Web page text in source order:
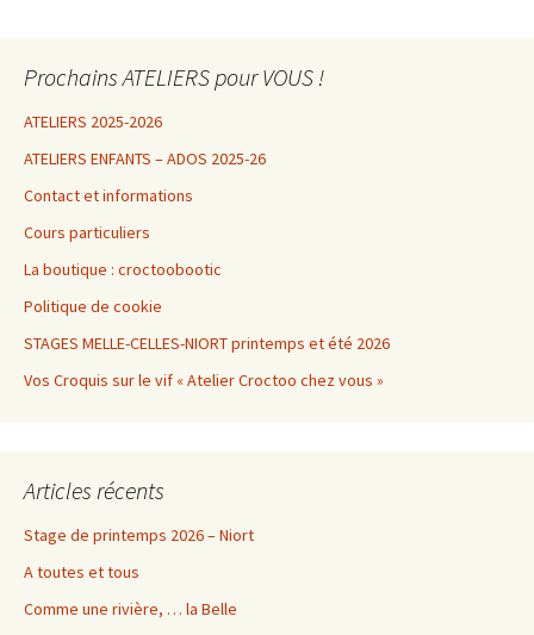
Prochains ATELIERS pour VOUS !
ATELIERS 2025-2026
ATELIERS ENFANTS – ADOS 2025-26
Contact et informations
Cours particuliers
La boutique : croctoobootic
Politique de cookie
STAGES MELLE-CELLES-NIORT printemps et été 2026
Vos Croquis sur le vif « Atelier Croctoo chez vous »
Articles récents
Stage de printemps 2026 – Niort
A toutes et tous
Comme une rivière, … la Belle